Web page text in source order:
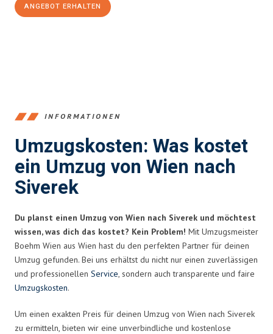
ANGEBOT ERHALTEN
INFORMATIONEN
Umzugskosten: Was kostet
ein Umzug von Wien nach
Siverek
Du planst einen Umzug von Wien nach Siverek und möchtest
wissen, was dich das kostet? Kein Problem! Mit Umzugsmeister
Boehm Wien aus Wien hast du den perfekten Partner für deinen
Umzug gefunden. Bei uns erhältst du nicht nur einen zuverlässigen
und professionellen Service, sondern auch transparente und faire
Umzugskosten.
Um einen exakten Preis für deinen Umzug von Wien nach Siverek
zu ermitteln, bieten wir eine unverbindliche und kostenlose